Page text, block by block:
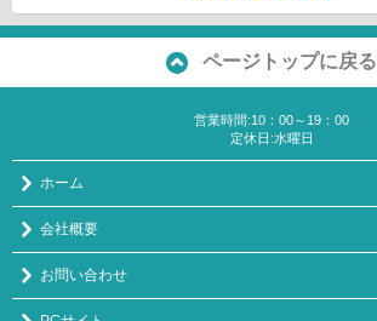
ページトップに戻る
営業時間:10：00～19：00
定休日:水曜日
ホーム
会社概要
お問い合わせ